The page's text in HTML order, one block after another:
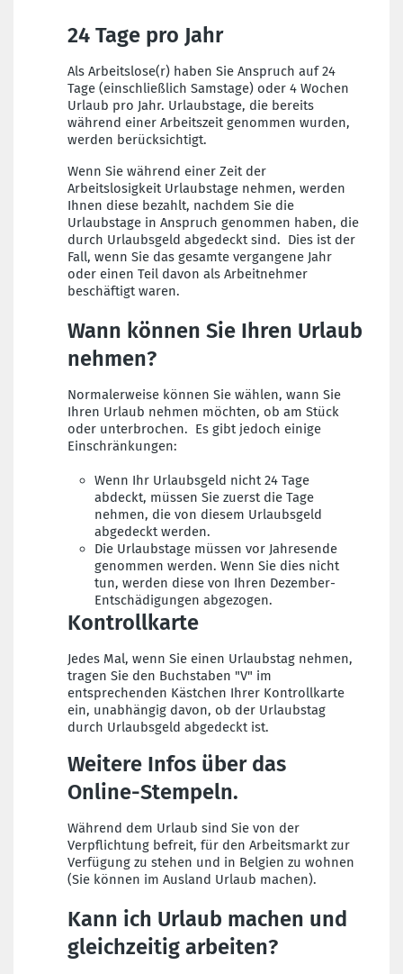
24 Tage pro Jahr
Als Arbeitslose(r) haben Sie Anspruch auf 24
Tage (einschließlich Samstage) oder 4 Wochen
Urlaub pro Jahr. Urlaubstage, die bereits
während einer Arbeitszeit genommen wurden,
werden berücksichtigt.
Wenn Sie während einer Zeit der
Arbeitslosigkeit Urlaubstage nehmen, werden
Ihnen diese bezahlt, nachdem Sie die
Urlaubstage in Anspruch genommen haben, die
durch Urlaubsgeld abgedeckt sind. Dies ist der
Fall, wenn Sie das gesamte vergangene Jahr
oder einen Teil davon als Arbeitnehmer
beschäftigt waren.
Wann können Sie Ihren Urlaub
nehmen?
Normalerweise können Sie wählen, wann Sie
Ihren Urlaub nehmen möchten, ob am Stück
oder unterbrochen. Es gibt jedoch einige
Einschränkungen:
Wenn Ihr Urlaubsgeld nicht 24 Tage
abdeckt, müssen Sie zuerst die Tage
nehmen, die von diesem Urlaubsgeld
abgedeckt werden.
Die Urlaubstage müssen vor Jahresende
genommen werden. Wenn Sie dies nicht
tun, werden diese von Ihren Dezember-
Entschädigungen abgezogen.
Kontrollkarte
Jedes Mal, wenn Sie einen Urlaubstag nehmen,
tragen Sie den Buchstaben "V" im
entsprechenden Kästchen Ihrer Kontrollkarte
ein, unabhängig davon, ob der Urlaubstag
durch Urlaubsgeld abgedeckt ist.
Weitere Infos über das
Online-Stempeln.
Während dem Urlaub sind Sie von der
Verpflichtung befreit, für den Arbeitsmarkt zur
Verfügung zu stehen und in Belgien zu wohnen
(Sie können im Ausland Urlaub machen).
Kann ich Urlaub machen und
gleichzeitig arbeiten?